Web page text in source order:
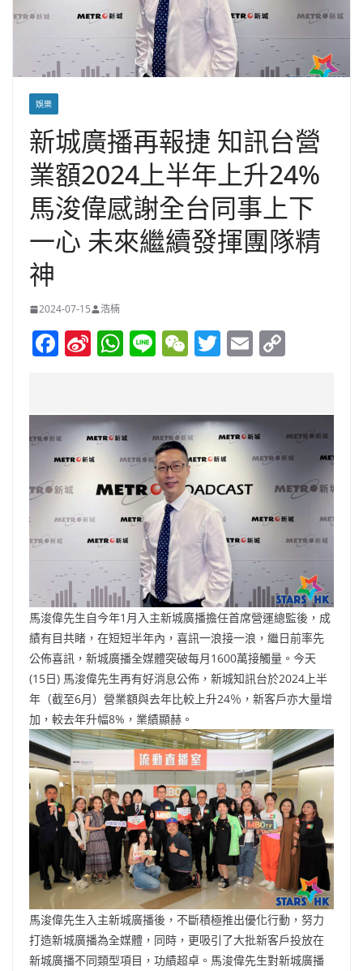
娛樂
新城廣播再報捷 知訊台營
業額2024上半年上升24%
馬浚偉感謝全台同事上下
一心 未來繼續發揮團隊精
神
2024-07-15 浩楠
F
e
b
o
o
k
Si
W
ei
b
o
W
s
A
p
p
Li W
h
at
T
er
E
l y
Li
n
k
馬浚偉先生自今年1月入主新城廣播擔任首席營運總監後，成
績有目共睹，在短短半年內，喜訊一浪接一浪，繼日前率先
公佈喜訊，新城廣播全媒體突破每月1600萬接觸量。今天
(15日) 馬浚偉先生再有好消息公佈，新城知訊台於2024上半
年（截至6月）營業額與去年比較上升24％，新客戶亦大量增
加，較去年升幅8%，業績顯赫。
馬浚偉先生入主新城廣播後，不斷積極推出優化行動，努力
打造新城廣播為全媒體，同時，更吸引了大批新客戶投放在
新城廣播不同類型項目，功績超卓。馬浚偉先生對新城廣播